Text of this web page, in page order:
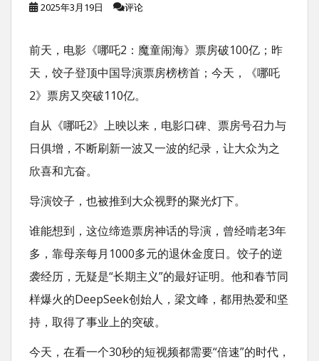
2025年3月19日 评论
前天，电影《哪吒2：魔童闹海》票房破100亿；昨
天，饺子登顶中国导演票房榜榜首；今天，《哪吒
2》票房又突破110亿。
自从《哪吒2》上映以来，电影口碑、票房号召力与
日俱增，不断刷新一波又一波的纪录，让大众为之
欣喜和亢奋。
导演饺子，也被推到大众视野的聚光灯下。
谁能想到，这位缔造票房神话的导演，曾经啃老3年
多，靠母亲每月1000多元的退休金度日。饺子的逆
袭经历，无疑是“长期主义”的最好证明。他和春节同
样爆火的DeepSeek创始人，梁文峰，都用热爱和坚
持，取得了事业上的突破。
今天，在看一个30秒的短视频都需要“倍速”的时代，